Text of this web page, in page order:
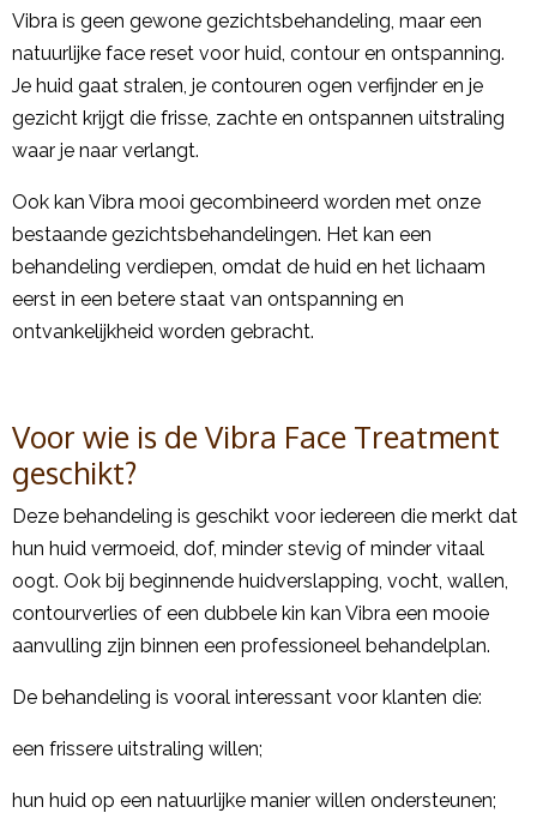
Vibra is geen gewone gezichtsbehandeling, maar een
natuurlijke face reset voor huid, contour en ontspanning.
Je huid gaat stralen, je contouren ogen verfijnder en je
gezicht krijgt die frisse, zachte en ontspannen uitstraling
waar je naar verlangt.
Ook kan Vibra mooi gecombineerd worden met onze
bestaande gezichtsbehandelingen. Het kan een
behandeling verdiepen, omdat de huid en het lichaam
eerst in een betere staat van ontspanning en
ontvankelijkheid worden gebracht.
Voor wie is de Vibra Face Treatment
geschikt?
Deze behandeling is geschikt voor iedereen die merkt dat
hun huid vermoeid, dof, minder stevig of minder vitaal
oogt. Ook bij beginnende huidverslapping, vocht, wallen,
contourverlies of een dubbele kin kan Vibra een mooie
aanvulling zijn binnen een professioneel behandelplan.
De behandeling is vooral interessant voor klanten die:
een frissere uitstraling willen;
hun huid op een natuurlijke manier willen ondersteunen;